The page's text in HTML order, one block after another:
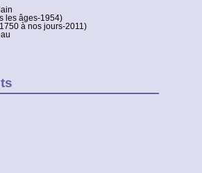
les âges-1954)
à nos jours-2011)